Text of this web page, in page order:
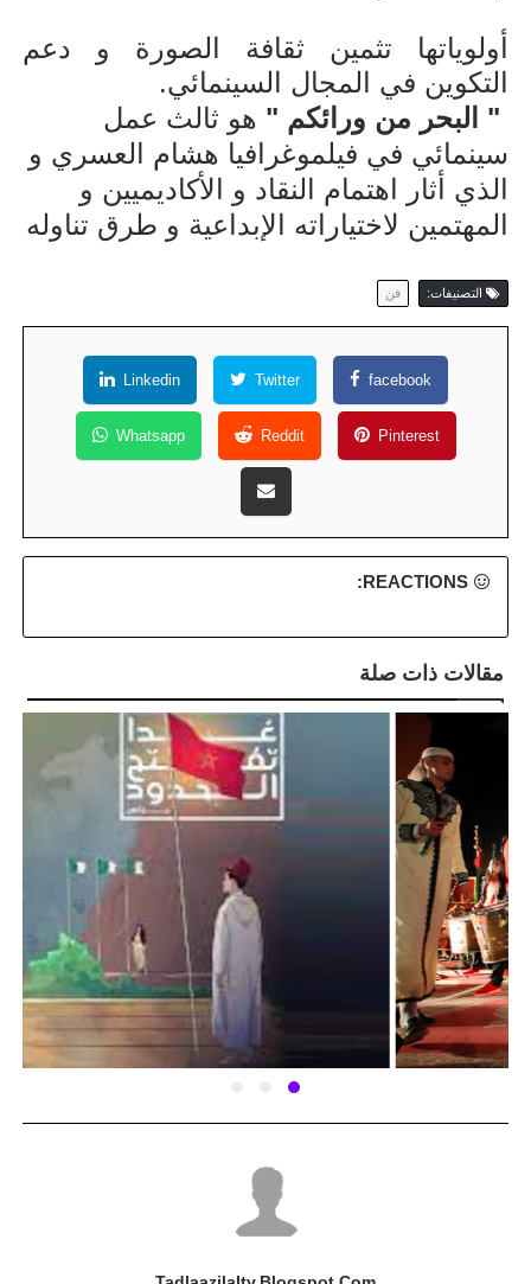
أولوياتها تثمين ثقافة الصورة و دعم
التكوين في المجال السينمائي.
" البحر من ورائكم " هو ثالث عمل
سينمائي في فيلموغرافيا هشام العسري و
الذي أثار اهتمام النقاد و الأكاديميين و
المهتمين لاختياراته الإبداعية و طرق تناوله
التصنيفات: فن
facebook
Twitter
Linkedin
Pinterest
Reddit
Whatsapp
REACTIONS:
مقالات ذات صلة